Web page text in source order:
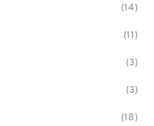
(14)
(11)
(3)
(3)
(18)